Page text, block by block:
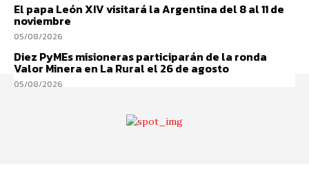
El papa León XIV visitará la Argentina del 8 al 11 de
noviembre
05/08/2026
Diez PyMEs misioneras participarán de la ronda
Valor Minera en La Rural el 26 de agosto
05/08/2026